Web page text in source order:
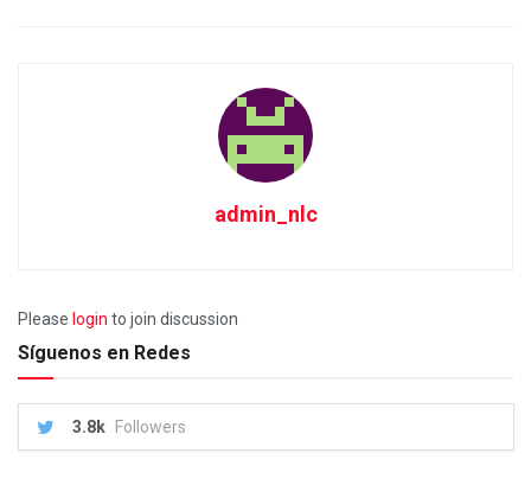
admin_nlc
Please login to join discussion
Síguenos en Redes
3.8k Followers